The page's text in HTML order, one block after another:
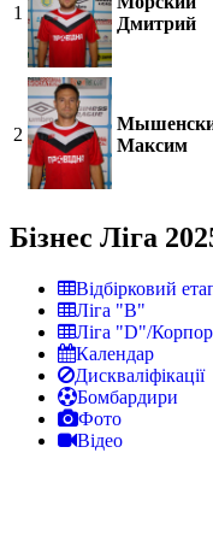
1
Дмитрий
2
Максим
Бізнес Ліга
Відбірковий
Ліга "В"
Ліга "D"/
Календар
Дискваліфікації
Бомбардири
Фото
Відео